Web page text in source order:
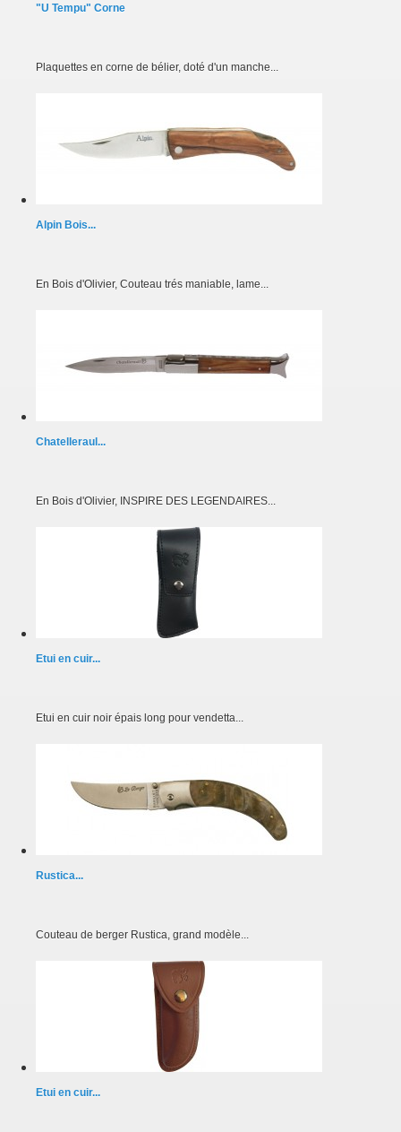
"U Tempu" Corne
Plaquettes en corne de bélier, doté d'un manche...
Alpin Bois...
En Bois d'Olivier, Couteau trés maniable, lame...
Chatelleraul...
En Bois d'Olivier, INSPIRE DES LEGENDAIRES...
Etui en cuir...
Etui en cuir noir épais long pour vendetta...
Rustica...
Couteau de berger Rustica, grand modèle...
Etui en cuir...